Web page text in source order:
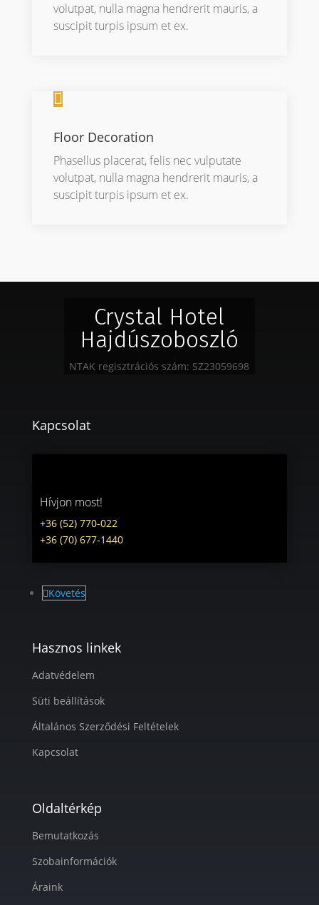
volutpat, nulla magna hendrerit mauris, a
suscipit turpis ipsum et ex.

Floor Decoration
Phasellus placerat, felis nec vulputate
volutpat, nulla magna hendrerit mauris, a
suscipit turpis ipsum et ex.
Crystal Hotel
Hajdúszoboszló
NTAK regisztrációs szám: SZ23059698
Kapcsolat
Hívjon most!
+36 (52) 770-022
+36 (70) 677-1440
Követés
Hasznos linkek
Adatvédelem
Süti beállítások
Általános Szerződési Feltételek
Kapcsolat
Oldaltérkép
Bemutatkozás
Szobainformációk
Áraink